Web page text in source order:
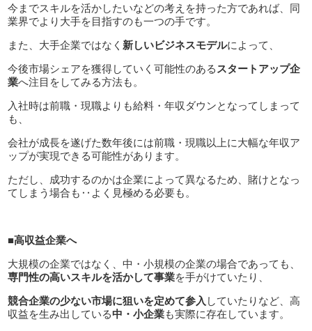
今までスキルを活かしたいなどの考えを持った方であれば、同
業界でより大手を目指すのも一つの手です。
また、大手企業ではなく 新しいビジネスモデルによって、
今後市場シェアを獲得していく可能性のある スタートアップ企
業へ注目をしてみる方法も。
入社時は前職・現職よりも給料・年収ダウンとなってしまって
も、
会社が成長を遂げた数年後には前職・現職以上に大幅な年収ア
ップが実現できる可能性があります。
ただし、成功するのかは企業によって異なるため、賭けとなっ
てしまう場合も‥よく見極める必要も。
■高収益企業へ
大規模の企業ではなく、中・小規模の企業の場合であっても、
専門性の高いスキルを活かして事業を手がけていたり、
競合企業の少ない市場に狙いを定めて参入 していたりなど、高
収益を生み出している中・小企業も実際に存在しています。